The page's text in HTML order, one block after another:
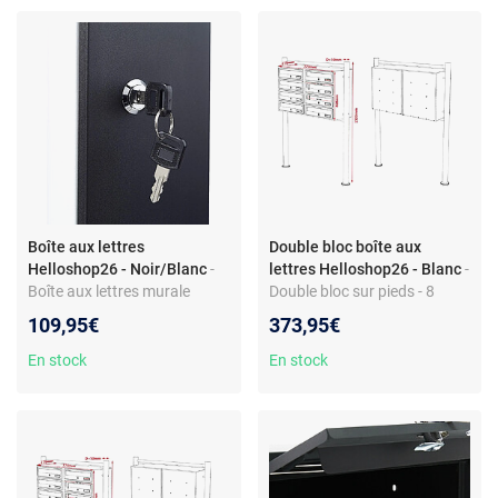
Boîte aux lettres
Helloshop26 - Noir/Blanc-
Boîte aux lettres murale
Acier galvanisé - Fente large
pour DIN-A4 - Verrouillable
109,95€
En stock
Double bloc boîte aux
lettres Helloshop26 - Blanc -
Double bloc sur pieds - 8
galvanisé - Fente 325 x 30
mm - Inclus support - 2 clés
373,95€
En stock